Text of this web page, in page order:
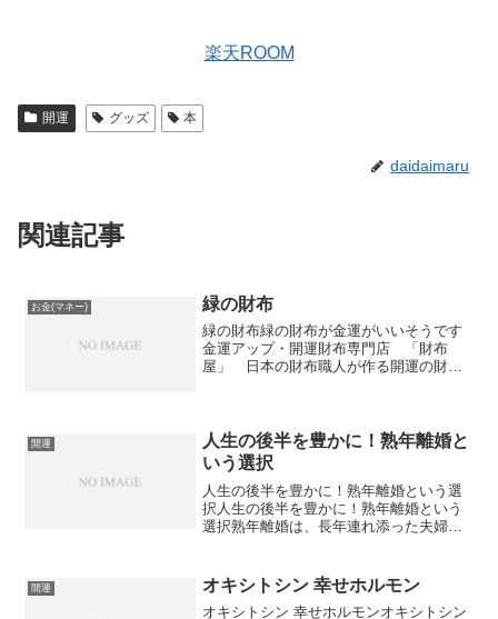
楽天ROOM
開運 グッズ 本
daidaimaru
関連記事
お金(マネー) 緑の財布
緑の財布緑の財布が金運がいいそうです
金運アップ・開運財布専門店 「財布
屋」 日本の財布職人が作る開運の財
開運
人生の後半を豊かに！熟年離婚と
いう選択
人生の後半を豊かに！熟年離婚という選
択人生の後半を豊かに！熟年離婚という
選択熟年離婚は、長年連れ添った夫婦が
ることが大切です。💡 熟年離婚の現実と
向き合う熟年離婚は経済...
開運 オキシトシン 幸せホルモン
オキシトシン 幸せホルモンオキシトシン